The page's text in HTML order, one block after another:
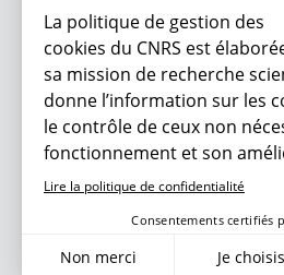
La politique de gestion des
cookies du CNRS est
sa mission de recherche
donne l’information sur les
le contrôle de ceux non
fonctionnement et son
Lire la politique de confidentialité
Consentements certifiés
Non merci Je choisis